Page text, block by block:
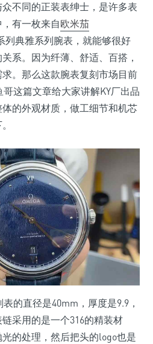
不同的正装表绅士，是许多表
有一枚来自欧米茄
列典雅系列腕表，就能够很好
系。因为纤薄、舒适、百搭，
。那么这款腕表复刻市场目前
这篇文章给大家讲解KY厂出品
的外观材质，做工细节和机芯
的直径是40mm，厚度是9.9，
采用的是一个316的精装材
的处理，然后把头的logo也是